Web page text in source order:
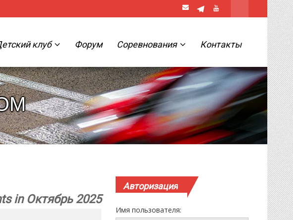
клуб Форум Соревнования Контакты
in Октябрь 2025
Авторизация
Имя пользователя: